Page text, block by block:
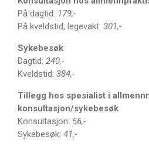
På dagtid: 179,-
På kveldstid, legevakt: 301,-
Sykebesøk
Dagtid: 240,-
Kveldstid: 384,-
Tillegg hos spesialist i
konsultasjon/sykebesøk
Konsultasjon: 56,-
Sykebesøk: 41,-